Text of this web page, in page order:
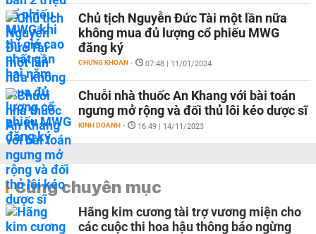
Chủ tịch Nguyễn Đức Tài một lần nữa
không mua đủ lượng cổ phiếu MWG
đăng ký
CHỨNG KHOÁN - 07:48 | 11/01/2024
Chuỗi nhà thuốc An Khang với bài toán
ngưng mở rộng và đối thủ lôi kéo dược sĩ
KINH DOANH - 16:49 | 14/11/2023
Cùng chuyên mục
Hãng kim cương tài trợ vương miện cho
các cuộc thi hoa hậu thông báo ngừng